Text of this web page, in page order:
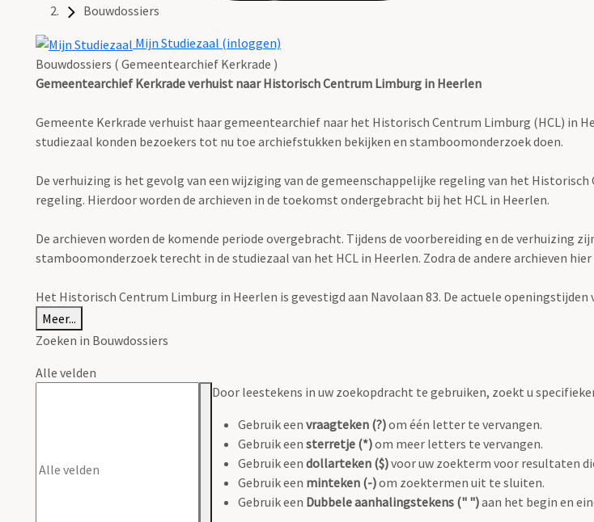
Bouwdossiers
Mijn Studiezaal (inloggen)
Bouwdossiers ( Gemeentearchief Kerkrade )
Gemeentearchief Kerkrade verhuist naar Historisch Centrum Limburg in Heerlen
Gemeente Kerkrade verhuist haar gemeentearchief naar het Historisch Centrum Limburg (HCL) in
studiezaal konden bezoekers tot nu toe archiefstukken bekijken en stamboomonderzoek doen.
De verhuizing is het gevolg van een wijziging van de gemeenschappelijke regeling van het
regeling. Hierdoor worden de archieven in de toekomst ondergebracht bij het HCL in Heerlen.
De archieven worden de komende periode overgebracht. Tijdens de voorbereiding en de verhuizing
stamboomonderzoek terecht in de studiezaal van het HCL in Heerlen. Zodra de andere archieven
Het Historisch Centrum Limburg in Heerlen is gevestigd aan Navolaan 83. De actuele openingstijden
Meer...
Zoeken in Bouwdossiers
Alle velden
Door leestekens in uw zoekopdracht te gebruiken, zoekt u
Gebruik een vraagteken (?)om één letter te vervangen.
Gebruik een sterretje (*)om meer letters te vervangen.
Gebruik een dollarteken ($)voor uw zoekterm voor resultaten
Gebruik een minteken (-)om zoektermen uit te sluiten.
Gebruik een Dubbele aanhalingstekens (" ")aan het begin en